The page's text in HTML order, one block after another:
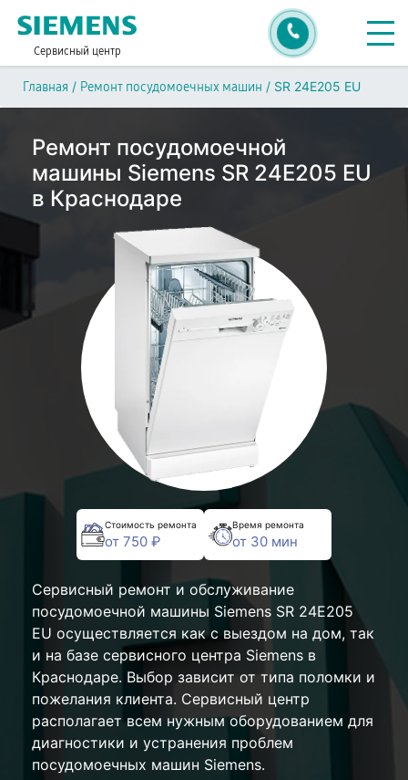
Сервисный центр
Главная / Ремонт посудомоечных машин / SR 24E205 EU
Ремонт посудомоечной
машины Siemens SR 24E205 EU
в Краснодаре
Стоимость ремонта
от 750 ₽
Время ремонта
от 30 мин
Сервисный ремонт и обслуживание
посудомоечной машины Siemens SR 24E205
EU осуществляется как с выездом на дом, так
и на базе сервисного центра Siemens в
Краснодаре. Выбор зависит от типа поломки и
пожелания клиента. Сервисный центр
располагает всем нужным оборудованием для
диагностики и устранения проблем
посудомоечных машин Siemens.